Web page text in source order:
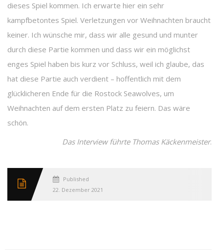
dieses Spiel kommen. Ich erwarte hier ein sehr
kampfbetontes Spiel. Verletzungen vor Weihnachten braucht
keiner. Ich wünsche mir, dass wir alle gesund und munter
durch diese Partie kommen und dass wir ein möglichst
enges Spiel haben bis kurz vor Schluss, weil ich glaube, das
hat diese Partie auch verdient – hoffentlich mit dem
glücklicheren Ende für die Rostock Seawolves, um
Weihnachten auf dem ersten Platz zu feiern. Das wäre
schön.
Das Interview führte Thomas Käckenmeister.
Published
22. Dezember 2021